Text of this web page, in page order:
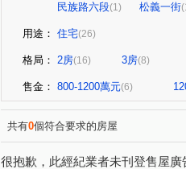
民族路六段(1) 松義一街
用途： 住宅(26)
格局： 2房(16) 3房(8)
售金： 800-1200萬元(6)
共有0個符合要求的房屋
很抱歉，此經紀業者未刊登售屋廣